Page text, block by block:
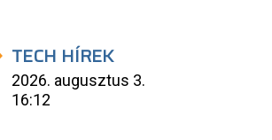
TECH HÍREK
2026. augusztus 3.
16:12